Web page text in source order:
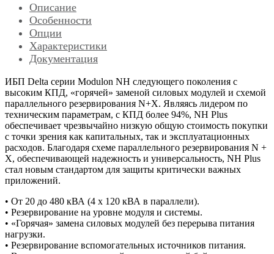
Описание
Особенности
Опции
Характеристики
Документация
ИБП Delta серии Modulon NH следующего поколения с
высоким КПД, «горячей» заменой силовых модулей и схемой
параллельного резервирования N+X. Являясь лидером по
техническим параметрам, с КПД более 94%, NH Plus
обеспечивает чрезвычайно низкую общую стоимость покупки
с точки зрения как капитальных, так и эксплуатационных
расходов. Благодаря схеме параллельного резервирования N +
X, обеспечивающей надежность и универсальность, NH Plus
стал новым стандартом для защиты критически важных
приложений.
• От 20 до 480 кВА (4 х 120 кВА в параллели).
• Резервирование на уровне модуля и системы.
• «Горячая» замена силовых модулей без перерыва питания
нагрузки.
• Резервирование вспомогательных источников питания.